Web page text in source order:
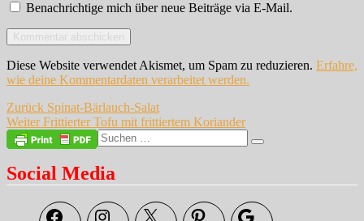
Benachrichtige mich über neue Beiträge via E-Mail.
Diese Website verwendet Akismet, um Spam zu reduzieren. Erfahre,
wie deine Kommentardaten verarbeitet werden.
Beitragsnavigation
Zurück Vorheriger
Beitrag:
Spinat-Bärlauch-Salat
Weiter Nächster
Beitrag:
Frittierter Tofu mit frittiertem Koriander
Suche
nach:
Suchen
Social Media
FacebookInstagramX Pinterest Google